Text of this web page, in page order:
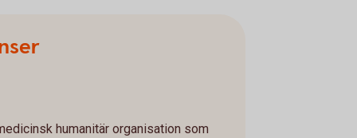
humanitär organisation som